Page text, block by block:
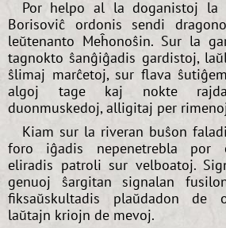
Por helpo al la doganistoj la
Borisoviĉ ordonis sendi
leŭtenanto Meĥonoŝin. Sur la
tagnokto ŝanĝiĝadis gardistoj,
ŝlimaj marĉetoj, sur flava
algoj tage kaj nokte
duonmuskedoj, alligitaj per
Kiam sur la riveran buŝon
foro iĝadis nepenetrebla por
eliradis patroli sur velboatoj.
genuoj ŝargitan signalan
fiksaŭskultadis plaŭdadon de
laŭtajn kriojn de mevoj.